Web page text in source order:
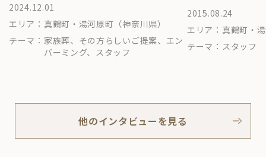
2024.12.01
エリア： 真鶴町・湯河原町（神奈川県）
テーマ： 家族葬、その方らしいご提案、エン
バーミング、スタッフ
2015.08.24
エリア： 真鶴町・
テーマ： スタッフ
他のインタビューを見る